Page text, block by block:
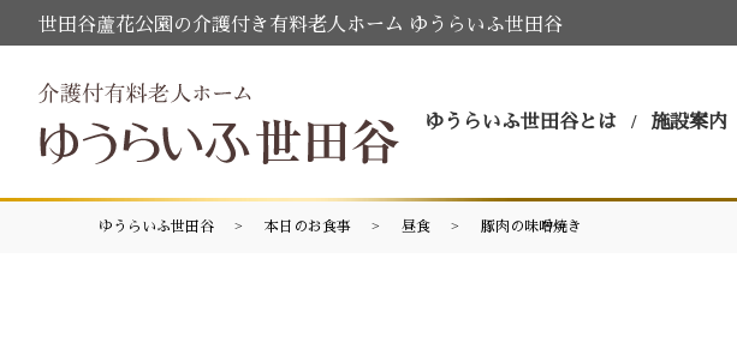
世田谷蘆花公園の介護付き有料老人ホーム ゆうらいふ世田谷
ゆうらいふ世田谷とは 施設案内
ゆうらいふ世田谷 本日のお食事 昼食 豚肉の味噌焼き